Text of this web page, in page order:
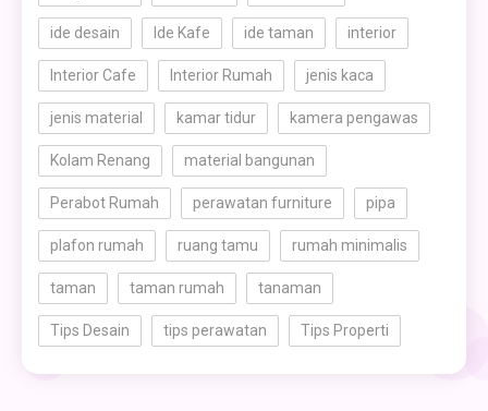
ide desain Ide Kafe ide taman interior
Interior Cafe Interior Rumah jenis kaca
jenis material kamar tidur kamera pengawas
Kolam Renang material bangunan
Perabot Rumah perawatan furniture pipa
plafon rumah ruang tamu rumah minimalis
taman taman rumah tanaman
Tips Desain tips perawatan Tips Properti